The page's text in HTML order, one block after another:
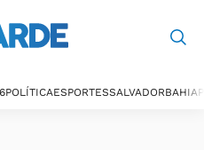
POLÍTICAESPORTESSALVADORBAHIA